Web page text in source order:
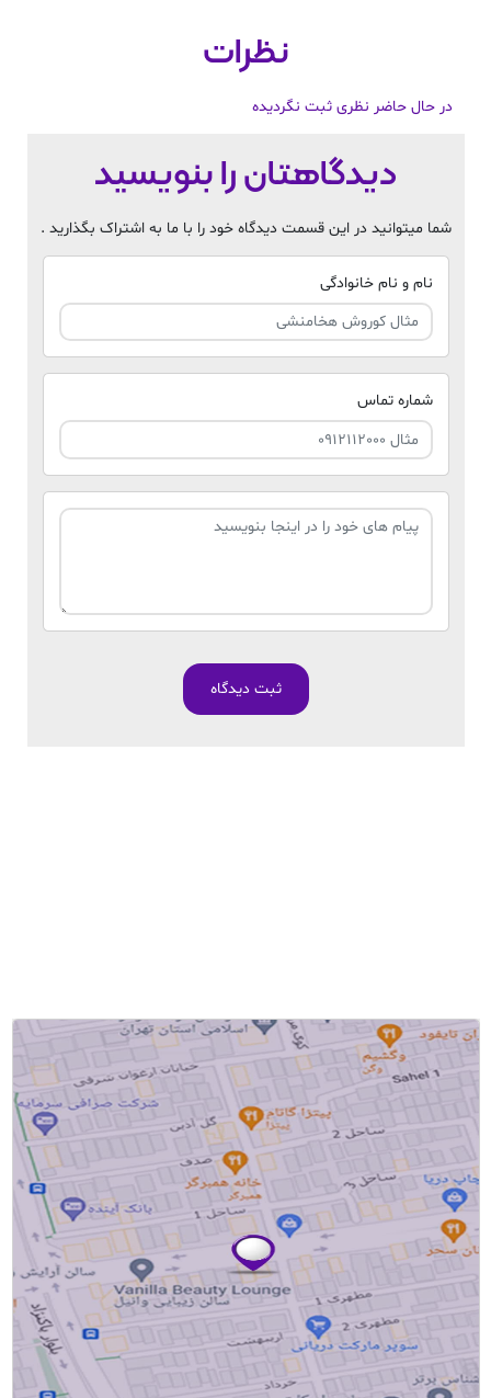
نظرات
در حال حاضر نظری ثبت نگردیده
دیدگاهتان را بنویسید
شما میتوانید در این قسمت دیدگاه خود را با ما به اشتراک بگذارید .
نام و نام خانوادگی
شماره تماس
ثبت دیدگاه